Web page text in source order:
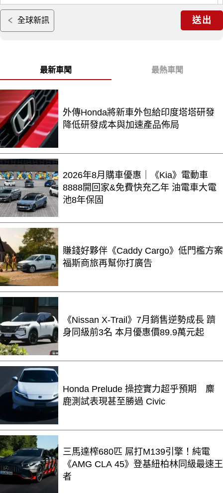
全球新訊 送出
最新車聞 最熱車聞
外傳Honda將新車外包給印度塔塔研發
降低研發成本與加速產品佈局
2026年8月購車優惠｜《Kia》電動車
8888開回家&免費快充乙年 油電車大電
池8年保固
賺錢好夥伴《Caddy Cargo》低門檻方案
福斯商旅再幫你打廣告
《Nissan X-Trail》7月銷售逆勢成長 躋
身同級前3名 本月優惠價89.9萬元起
Honda Prelude 操控實力超乎預期 麋
鹿測試表現甚至勝過 Civic
三馬達榨680匹 屌打M139引擎！純電
《AMG CLA 45》登基紐柏林同級最速王
者